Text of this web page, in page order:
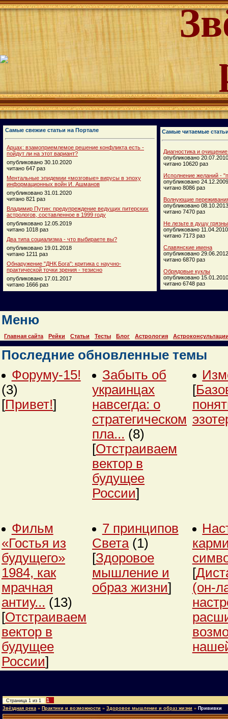
Самые свежие статьи на Портале
Арцах: взамоприемлемое решение конфликта есть -
пойдут ли на этот вариант?
опубликовано 30.10.2020
читано 647 раз
Ментальные эпидемии «мозговые» вирусы в эпоху
информационных войн И. Ашманов
опубликовано 31.01.2020
читано 821 раз
Владимир Путин: предупреждение ведущих питерских
астрологов, составленное в 1999 году
опубликовано 12.05.2019
читано 1018 раз
Два типа социализма - что выбираете вы?
опубликовано 19.01.2018
читано 1211 раз
Обнаружение "ДНК Бога": критика с научно-
практической точки зрения - тезисно
опубликовано 17.01.2017
читано 1666 раз
Самые читаемые
Диагностика и
опубликовано 20.07.2010
читано 10620 раз
Исполнение желаний -
опубликовано 24.12.2009
читано 8086 раз
Волнующие
опубликовано 08.10.2013
читано 7470 раз
Не лезьте в душу
опубликовано 11.04.2010
читано 7173 раз
Славянские имена
опубликовано 29.06.2012
читано 6870 раз
Обрядовые куклы
опубликовано 15.01.2010
читано 6748 раз
Меню
Главная сайта Рейки Статьи Тесты Блог Астрология
Последние обновленные темы
Форуму-15!
(3)
[Привет!]
Забыть об
украинцах
навсегда: о
стратегическом
пла... (8)
[Отстраиваем
вектор в
будущее
России]
[
Фильм
«Гостья из
будущего»
1984, как
мрачная
антиу... (13)
[Отстраиваем
вектор в
будущее
России]
7 принципов
Света (1)
[Здоровое
мышление и
образ жизни]
[
(он-
Страница 1 из 1 1
Звёздная река » Практики и возможности » Здоровое мышление и образ жизни » Прививки